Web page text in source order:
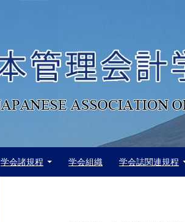
学会諸規程 学会組織 学会誌関連規程